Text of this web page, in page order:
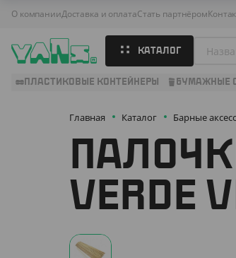
О компанииДоставка и оплатаСтать партнёром
КАТАЛОГ
ПЛАСТИКОВЫЕ КОНТЕЙНЕРЫ БУМАЖНЫЕ
Главная Каталог Барные
VERDE